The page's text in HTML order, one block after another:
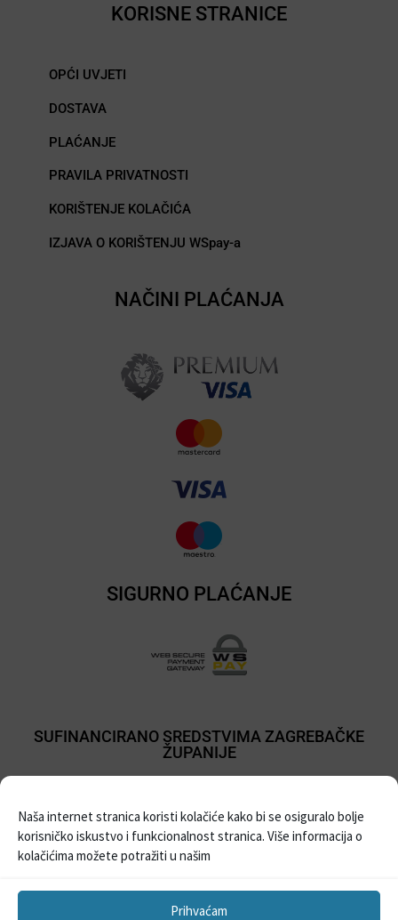
Naša internet stranica koristi kolačiće kako bi se osiguralo bolje
korisničko iskustvo i funkcionalnost stranica. Više informacija o
kolačićima možete potražiti u našim
Prihvaćam
KORISNE STRANICE
OPĆI UVJETI
DOSTAVA
PLAĆANJE
PRAVILA PRIVATNOSTI
KORIŠTENJE KOLAČIĆA
IZJAVA O KORIŠTENJU WSpay-a
NAČINI PLAĆANJA
SIGURNO PLAĆANJE
SUFINANCIRANO SREDSTVIMA ZAGREBAČKE
ŽUPANIJE